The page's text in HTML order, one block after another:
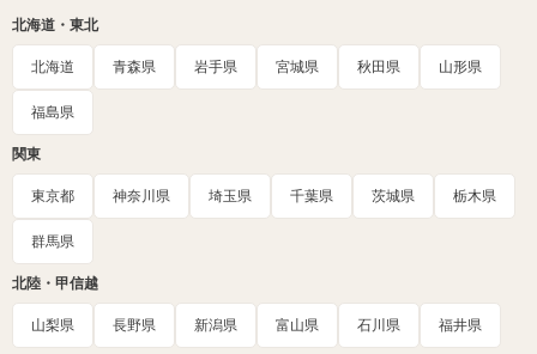
北海道・東北
北海道 青森県 岩手県 宮城県 秋田県 山形県
福島県
関東
東京都 神奈川県 埼玉県 千葉県 茨城県 栃木県
群馬県
北陸・甲信越
山梨県 長野県 新潟県 富山県 石川県 福井県